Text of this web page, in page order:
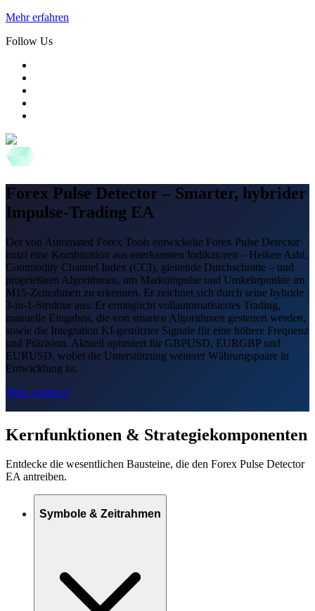
Mehr erfahren
Follow Us
Forex Pulse Detector – Smarter, hybrider
Impulse-Trading EA
Der von Automated Forex Tools entwickelte Forex Pulse Detector
nutzt eine Kombination aus anerkannten Indikatoren – Heiken Ashi,
Commodity Channel Index (CCI), gleitende Durchschnitte – und
proprietären Algorithmen, um Marktimpulse und Umkehrpunkte im
M15-Zeitrahmen zu erkennen. Er zeichnet sich durch seine hybride
3-in-1-Struktur aus: Er ermöglicht vollautomatisiertes Trading,
manuelle Eingaben, die von smarten Algorithmen gesteuert werden,
sowie die Integration KI-gestützter Signale für eine höhere Frequenz
und Präzision. Aktuell optimiert für GBPUSD, EURGBP und
EURUSD, wobei die Unterstützung weiterer Währungspaare in
Entwicklung ist.
Mehr erfahren
Kernfunktionen & Strategiekomponenten
Entdecke die wesentlichen Bausteine, die den Forex Pulse Detector
EA antreiben.
Symbole & Zeitrahmen